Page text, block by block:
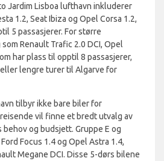
Jardim Lisboa lufthavn inkluderer
1.2, Seat Ibiza og Opel Corsa 1.2,
5 passasjerer. For større
Renault Trafic 2.0 DCI, Opel
har plass til opptil 8 passasjerer,
lengre turer til Algarve for
tilbyr ikke bare biler for
vil finne et bredt utvalg av
og budsjett. Gruppe E og
Focus 1.4 og Opel Astra 1.4,
Megane DCI. Disse 5-dørs bilene